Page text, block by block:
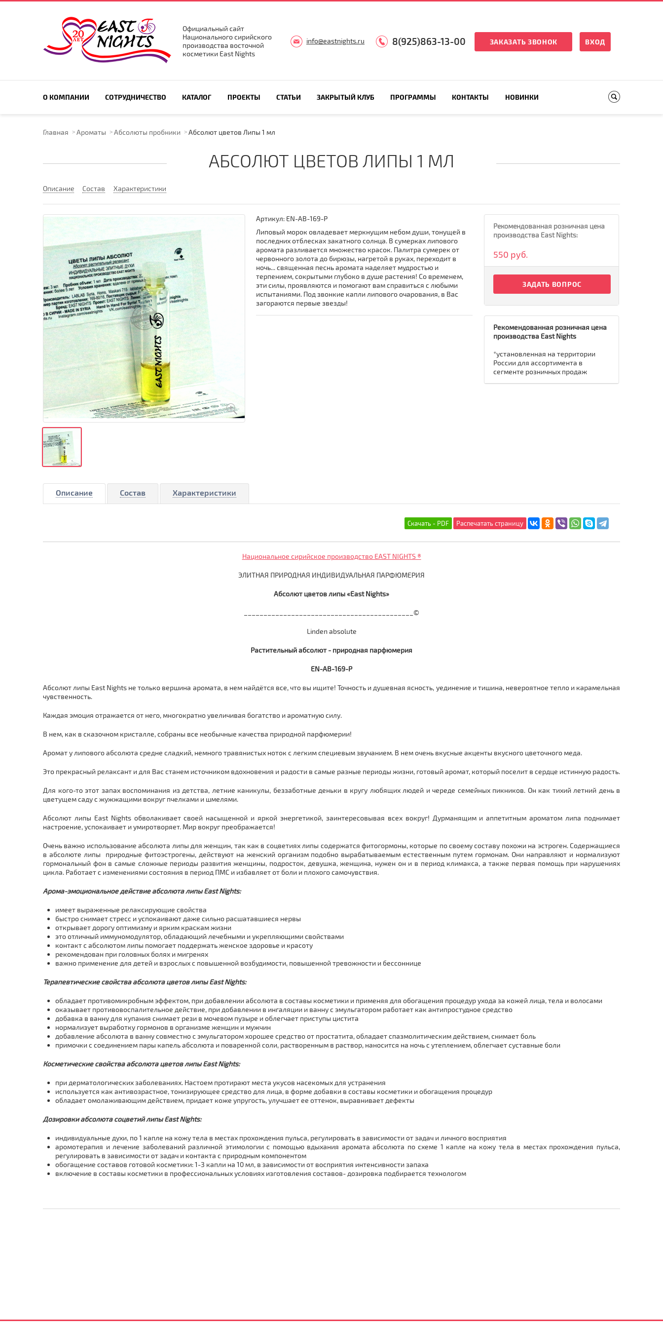
Официальный сайт
Национального сирийского
производства восточной
косметики East Nights
info@eastnights.ru 8(925)863-13-00 ЗАКАЗАТЬ ЗВОНОК ВХОД
О КОМПАНИИ СОТРУДНИЧЕСТВО КАТАЛОГ ПРОЕКТЫ СТАТЬИ ЗАКРЫТЫЙ КЛУБ ПРОГРАММЫ КОНТАКТЫ НОВИНКИ
ПОИСК ПО САЙТУ
Главная Ароматы Абсолюты пробники Абсолют цветов Липы 1 мл
АБСОЛЮТ ЦВЕТОВ ЛИПЫ 1 МЛ
Описание Состав Характеристики
Артикул: EN-AB-169-P
Липовый морок овладевает меркнущим небом души, тонущей в
последних отблесках закатного солнца. В сумерках липового
аромата разливается множество красок. Палитра сумерек от
червонного золота до бирюзы, нагретой в руках, переходит в
ночь... священная песнь аромата наделяет мудростью и
терпением, сокрытыми глубоко в душе растения! Со временем,
эти силы, проявляются и помогают вам справиться с любыми
испытаниями. Под звонкие капли липового очарования, в Вас
загораются первые звезды!
Рекомендованная розничная цена
производства East Nights:
550 руб.
ЗАДАТЬ ВОПРОС
Рекомендованная розничная цена
производства East Nights
*установленная на территории
России для ассортимента в
сегменте розничных продаж
Описание Состав Характеристики
Национальное сирийское производство EAST NIGHTS ®
ЭЛИТНАЯ ПРИРОДНАЯ ИНДИВИДУАЛЬНАЯ ПАРФЮМЕРИЯ
Абсолют цветов липы «East Nights»
___________________________________________©
Linden absolute
Растительный абсолют - природная парфюмерия
EN-AB-169-P
Абсолют липы East Nights не только вершина аромата, в нем найдётся все, что вы ищите! Точность и душевная ясность, уединение и тишина, невероятное тепло и карамельная
чувственность.
Каждая эмоция отражается от него, многократно увеличивая богатство и ароматную силу.
В нем, как в сказочном кристалле, собраны все необычные качества природной парфюмерии!
Аромат у липового абсолюта средне сладкий, немного травянистых ноток с легким специевым звучанием. В нем очень вкусные акценты вкусного цветочного меда.
Это прекрасный релаксант и для Вас станем источником вдохновения и радости в самые разные периоды жизни, готовый аромат, который поселит в сердце истинную радость.
Для кого-то этот запах воспоминания из детства, летние каникулы, беззаботные деньки в кругу любящих людей и череде семейных пикников. Он как тихий летний день в
цветущем саду с жужжащими вокруг пчелками и шмелями.
Абсолют липы East Nights обволакивает своей насыщенной и яркой энергетикой, заинтересовывая всех вокруг! Дурманящим и аппетитным ароматом липа поднимает
настроение, успокаивает и умиротворяет. Мир вокруг преображается!
Очень важно использование абсолюта липы для женщин, так как в соцветиях липы содержатся фитогормоны, которые по своему составу похожи на эстроген. Содержащиеся
в абсолюте липы природные фитоэстрогены, действуют на женский организм подобно вырабатываемым естественным путем гормонам. Они направляют и нормализуют
гормональный фон в самые сложные периоды развития женщины, подросток, девушка, женщина, нужен он и в период климакса, а также первая помощь при нарушениях
цикла. Работает с изменениями состояния в период ПМС и избавляет от боли и плохого самочувствия.
Арома-эмоциональное действие абсолюта липы East Nights:
имеет выраженные релаксирующие свойства
быстро снимает стресс и успокаивают даже сильно расшатавшиеся нервы
открывает дорогу оптимизму и ярким краскам жизни
это отличный иммуномодулятор, обладающий лечебными и укрепляющими свойствами
контакт с абсолютом липы помогает поддержать женское здоровье и красоту
рекомендован при головных болях и мигренях
важно применение для детей и взрослых с повышенной возбудимости, повышенной тревожности и бессоннице
Терапевтические свойства абсолюта цветов липы East Nights:
обладает противомикробным эффектом, при добавлении абсолюта в составы косметики и применяя для обогащения процедур ухода за кожей лица, тела и волосами
оказывает противовоспалительное действие, при добавлении в ингаляции и ванну с эмульгатором работает как антипростудное средство
добавка в ванну для купания снимает рези в мочевом пузыре и облегчает приступы цистита
нормализует выработку гормонов в организме женщин и мужчин
добавление абсолюта в ванну совместно с эмульгатором хорошее средство от простатита, обладает спазмолитическим действием, снимает боль
примочки с соединением пары капель абсолюта и поваренной соли, растворенным в раствор, наносится на ночь с утеплением, облегчает суставные боли
Косметические свойства абсолюта цветов липы East Nights:
при дерматологических заболеваниях. Настоем протирают места укусов насекомых для устранения
используется как антивозрастное, тонизирующее средство для лица, в форме добавки в составы косметики и обогащения процедур
обладает омолаживающим действием, придает коже упругость, улучшает ее оттенок, выравнивает дефекты
Дозировки абсолюта соцветий липы East Nights:
индивидуальные духи, по 1 капле на кожу тела в местах прохождения пульса, регулировать в зависимости от задач и личного восприятия
аромотерапия и лечение заболеваний различной этимологии с помощью вдыхания аромата абсолюта по схеме 1 капле на кожу тела в местах прохождения пульса,
регулировать в зависимости от задач и контакта с природным компонентом
обогащение составов готовой косметики: 1-3 капли на 10 мл, в зависимости от восприятия интенсивности запаха
включение в составы косметики в профессиональных условиях изготовления составов- дозировка подбирается технологом